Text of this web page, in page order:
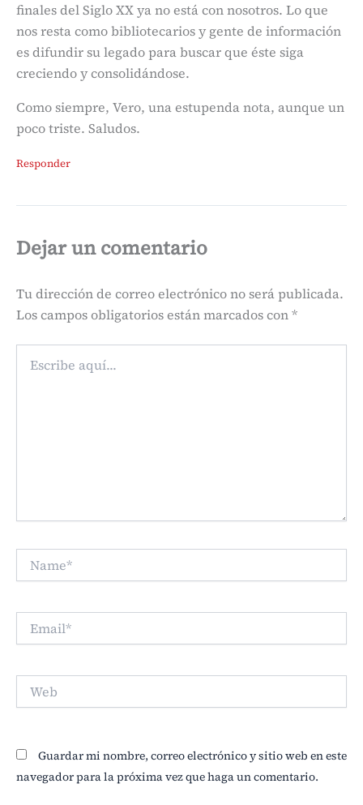
finales del Siglo XX ya no está con nosotros. Lo que
nos resta como bibliotecarios y gente de información
es difundir su legado para buscar que éste siga
creciendo y consolidándose.
Como siempre, Vero, una estupenda nota, aunque un
poco triste. Saludos.
Responder
Dejar un comentario
Tu dirección de correo electrónico no será publicada.
Los campos obligatorios están marcados con*
aquí...
Guardar mi nombre, correo electrónico y sitio web en este
navegador para la próxima vez que haga un comentario.